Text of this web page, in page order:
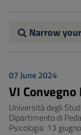
Narrow
07 June 2024
VI
Università degli
Dipartimento di
Psicologia 13